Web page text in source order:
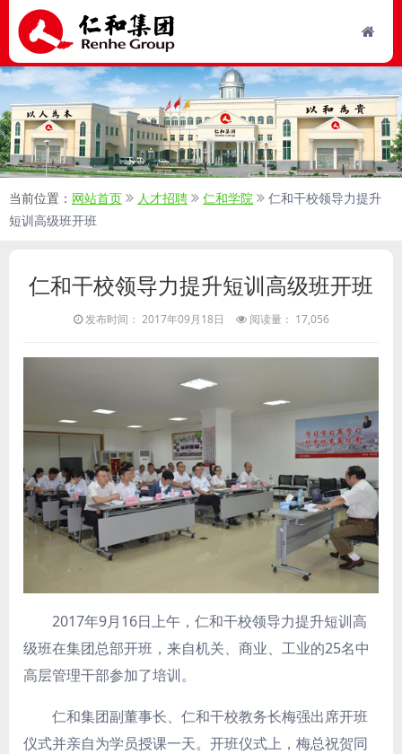
当前位置： 网站首页 人才招聘 仁和学院
仁和干校领导力提升
短训高级班开班
仁和干校领导力提升短训高级班开班
发布时间： 2017年09月18日 阅读量： 17,056
2017年9月16日上午，仁和干校领导力提升短训高
级班在集团总部开班，来自机关、商业、工业的25名中
高层管理干部参加了培训。
仁和集团副董事长、仁和干校教务长梅强出席开班
仪式并亲自为学员授课一天。开班仪式上，梅总祝贺同